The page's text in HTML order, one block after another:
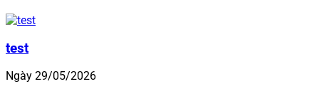
test
Ngày 29/05/2026